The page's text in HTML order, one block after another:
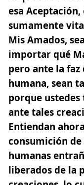
esa
sumamente
Mis Amados,
importar qué
pero ante la
humana, sean
porque
ante tales
Entiendan
consumición
humanas
liberados de la